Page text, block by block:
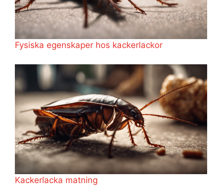
Fysiska egenskaper hos kackerlackor
Kackerlacka matning